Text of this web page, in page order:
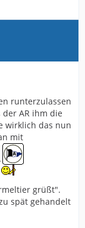
runterzulassen
AR ihm die
wirklich das nun
mit
grüßt".
spät gehandelt